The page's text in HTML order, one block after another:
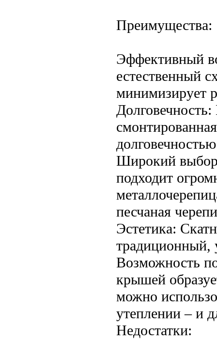
Преимущества:
Эффективный
естественный
минимизирует
Широкий выбор
подходит
песчаная
Эстетика:
Возможность
крышей
можно
утеплении – и
Недостатки: